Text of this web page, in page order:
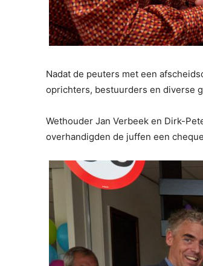
Nadat de peuters met een
oprichters, bestuurders en diverse
Wethouder Jan Verbeek en Dirk-
overhandigden de juffen een